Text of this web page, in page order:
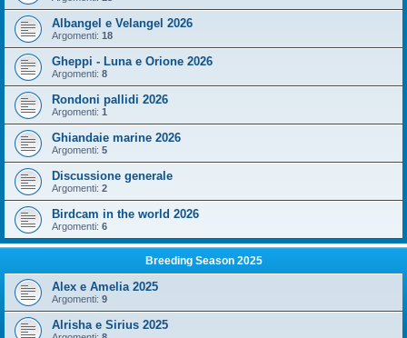
Albangel e Velangel 2026
Argomenti: 18
Gheppi - Luna e Orione 2026
Argomenti: 8
Rondoni pallidi 2026
Argomenti: 1
Ghiandaie marine 2026
Argomenti: 5
Discussione generale
Argomenti: 2
Birdcam in the world 2026
Argomenti: 6
Breeding Season 2025
Alex e Amelia 2025
Argomenti: 9
Alrisha e Sirius 2025